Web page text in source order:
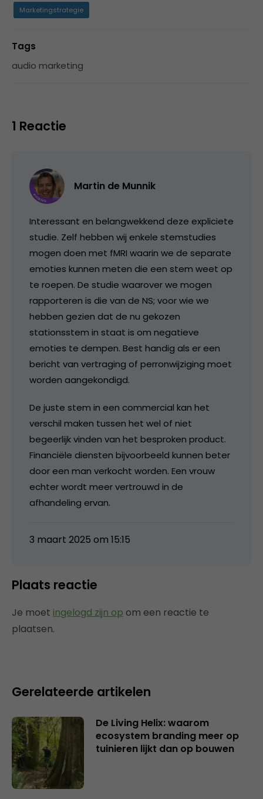
Marketingstrategie
Tags
audio marketing
1 Reactie
Martin de Munnik
Interessant en belangwekkend deze expliciete
studie. Zelf hebben wij enkele stemstudies
mogen doen met fMRI waarin we de separate
emoties kunnen meten die een stem weet op
te roepen. De studie waarover we mogen
rapporteren is die van de NS; voor wie we
hebben gezien dat de nu gekozen
stationsstem in staat is om negatieve
emoties te dempen. Best handig als er een
bericht van vertraging of perronwijziging moet
worden aangekondigd.
De juste stem in een commercial kan het
verschil maken tussen het wel of niet
begeerlijk vinden van het besproken product.
Financiële diensten bijvoorbeeld kunnen beter
door een man verkocht worden. Een vrouw
echter wordt meer vertrouwd in de
afhandeling ervan.
3 maart 2025 om 15:15
Plaats reactie
Je moet ingelogd zijn op om een reactie te
plaatsen.
Gerelateerde artikelen
De Living Helix: waarom
ecosystem branding meer op
tuinieren lijkt dan op bouwen